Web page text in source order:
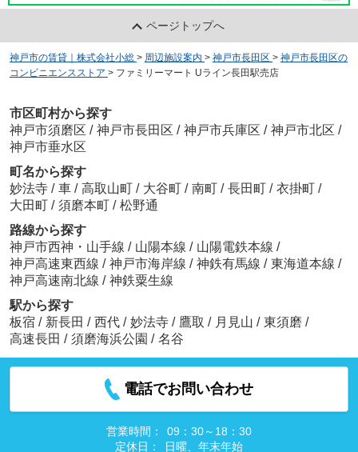
ページトップへ
神戸市の賃貸｜株式会社小総 > 周辺施設案内 > 神戸市長田区 > 神戸市長田区の
コンビニエンスストア > ファミリーマート Uライン長田駅売店
市区町村から探す
神戸市須磨区 / 神戸市長田区 / 神戸市兵庫区 / 神戸市北区 /
神戸市垂水区
町名から探す
妙法寺 / 車 / 高取山町 / 大谷町 / 南町 / 長田町 / 衣掛町 /
大田町 / 須磨本町 / 松野通
路線から探す
神戸市西神・山手線 / 山陽本線 / 山陽電鉄本線 /
神戸高速東西線 / 神戸市海岸線 / 神鉄有馬線 / 東海道本線 /
神戸高速南北線 / 神鉄粟生線
駅から探す
板宿 / 新長田 / 西代 / 妙法寺 / 鷹取 / 月見山 / 東須磨 /
高速長田 / 須磨海浜公園 / 名谷
電話でお問い合わせ
営業時間：
09：30～18：30
定休日：
日曜、年末年始